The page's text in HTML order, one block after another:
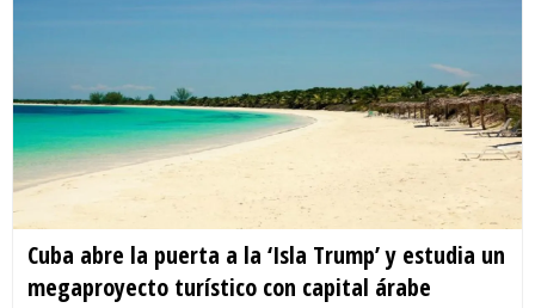
Cuba abre la puerta a la ‘Isla Trump’ y estudia un
megaproyecto turístico con capital árabe